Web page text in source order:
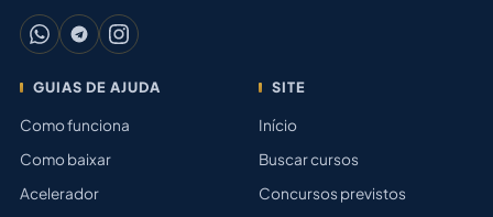
GUIAS DE AJUDA
Como funciona
Como baixar
Acelerador
SITE
Início
Buscar cursos
Concursos previstos